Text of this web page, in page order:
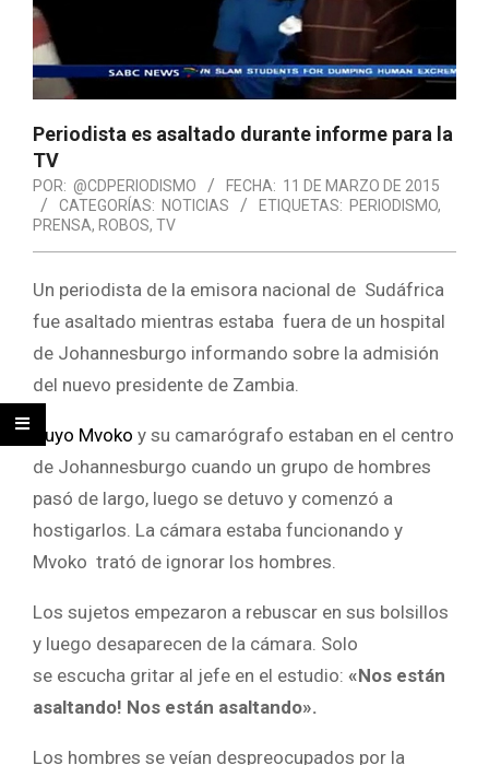
Periodista es asaltado durante informe para la
TV
POR: @CDPERIODISMO FECHA: 11 DE MARZO DE 2015
CATEGORÍAS: NOTICIAS ETIQUETAS: PERIODISMO,
PRENSA, ROBOS, TV
Un periodista de la emisora nacional de Sudáfrica
fue asaltado mientras estaba fuera de un hospital
de Johannesburgo informando sobre la admisión
del nuevo presidente de Zambia.
Vuyo Mvoko y su camarógrafo estaban en el centro
de Johannesburgo cuando un grupo de hombres
pasó de largo, luego se detuvo y comenzó a
hostigarlos. La cámara estaba funcionando y
Mvoko trató de ignorar los hombres.
Los sujetos empezaron a rebuscar en sus bolsillos
y luego desaparecen de la cámara. Solo
se escucha gritar al jefe en el estudio: «Nos están
asaltando! Nos están asaltando».
Los hombres se veían despreocupados por la